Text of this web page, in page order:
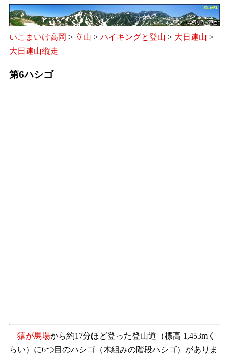
いこまいけ高岡 > 立山 > ハイキングと登山 > 大日連山 >
大日連山縦走
第6ハシゴ
猿が馬場から約17分ほど登った登山道（標高 1,453mく
らい）に6つ目のハシゴ（木組みの階段ハシゴ）がありま